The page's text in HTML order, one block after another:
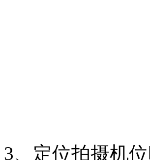
3、定位拍摄机